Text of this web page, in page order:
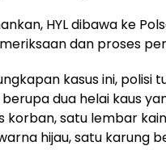
HYL dibawa ke
dan proses
kasus ini, polisi
dua helai kaus
korban, satu lembar
hijau, satu karung